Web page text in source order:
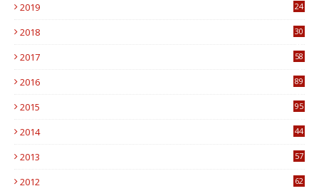
2019
24
2018
30
2017
58
2016
89
2015
95
2014
44
2013
57
2012
62